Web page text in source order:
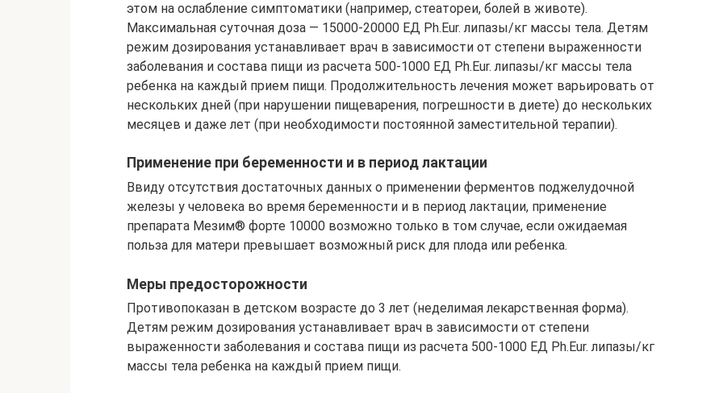
этом на ослабление симптоматики (например, стеатореи, болей в животе).
Максимальная суточная доза — 15000-20000 ЕД Ph.Eur. липазы/кг массы тела. Детям
режим дозирования устанавливает врач в зависимости от степени выраженности
заболевания и состава пищи из расчета 500-1000 ЕД Ph.Eur. липазы/кг массы тела
ребенка на каждый прием пищи. Продолжительность лечения может варьировать от
нескольких дней (при нарушении пищеварения, погрешности в диете) до нескольких
месяцев и даже лет (при необходимости постоянной заместительной терапии).
Применение при беременности и в период лактации
Ввиду отсутствия достаточных данных о применении ферментов поджелудочной
железы у человека во время беременности и в период лактации, применение
препарата Мезим® форте 10000 возможно только в том случае, если ожидаемая
польза для матери превышает возможный риск для плода или ребенка.
Меры предосторожности
Противопоказан в детском возрасте до 3 лет (неделимая лекарственная форма).
Детям режим дозирования устанавливает врач в зависимости от степени
выраженности заболевания и состава пищи из расчета 500-1000 ЕД Ph.Eur. липазы/кг
массы тела ребенка на каждый прием пищи.